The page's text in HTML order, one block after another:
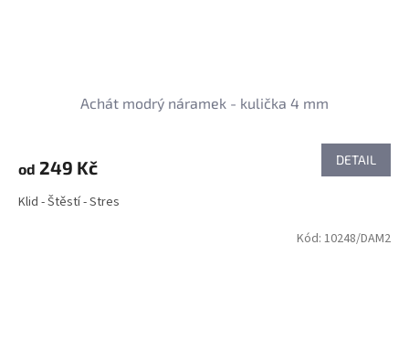
Achát modrý náramek - kulička 4 mm
od 249 Kč DETAIL
Klid - Štěstí - Stres
Kód: 10248/DAM2